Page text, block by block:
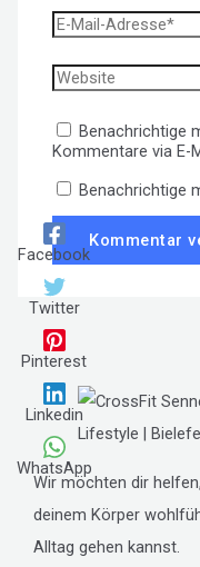
Facebook
Twitter
Pinterest
Linkedin
WhatsApp
E-
Mail-
Adresse*
Website
Benachrichtige
Kommentare via E-
Benachrichtige
Wir möchten dir
deinem Körper
Alltag gehen kannst.